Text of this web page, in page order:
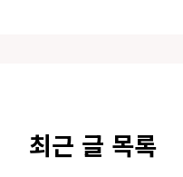
최근 글 목록